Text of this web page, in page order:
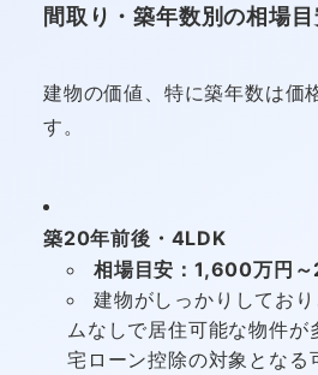
間取り・築年数別の相場
建物の価値、特に築年数は価
す。
築20年前後・4LDK
相場目安：1,600万円
建物がしっかりしてお
ムなしで居住可能な物件が
宅ローン控除の対象となる